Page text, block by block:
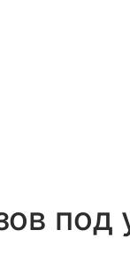
под